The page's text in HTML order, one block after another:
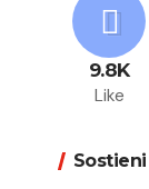
9.8K
Like